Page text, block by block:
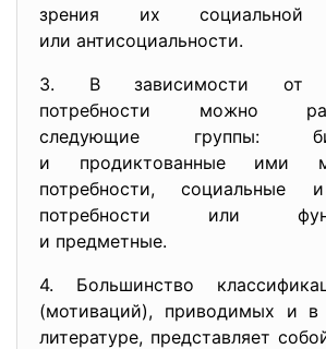
зрения их
или антисоциальности.
3. В зависимости от
потребности можно
следующие группы:
и продиктованные ими
потребности, социальные
потребности или
и предметные.
4. Большинство
(мотиваций), приводимых и в
литературе, представляет